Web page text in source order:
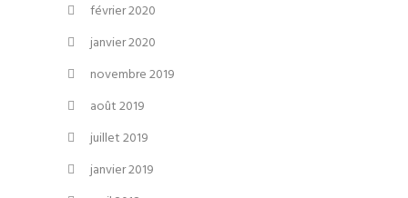
février 2020
janvier 2020
novembre 2019
août 2019
juillet 2019
janvier 2019